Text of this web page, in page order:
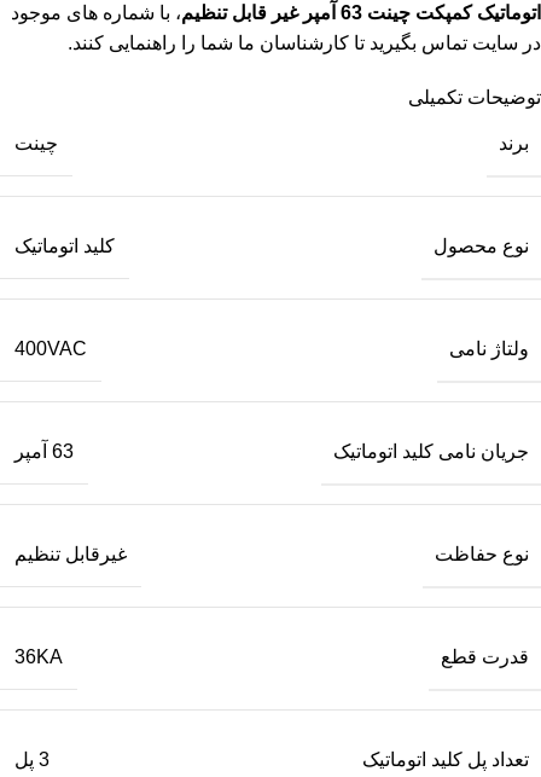
اتوماتیک کمپکت چینت 63 آمپر غیر قابل تنظیم
، با شماره های موجود
در سایت تماس بگیرید تا کارشناسان ما شما را راهنمایی کنند.
توضیحات تکمیلی
برند چینت
نوع محصول کلید اتوماتیک
ولتاژ نامی 400VAC
جریان نامی کلید اتوماتیک 63 آمپر
نوع حفاظت غیرقابل تنظیم
قدرت قطع 36KA
تعداد پل کلید اتوماتیک 3 پل